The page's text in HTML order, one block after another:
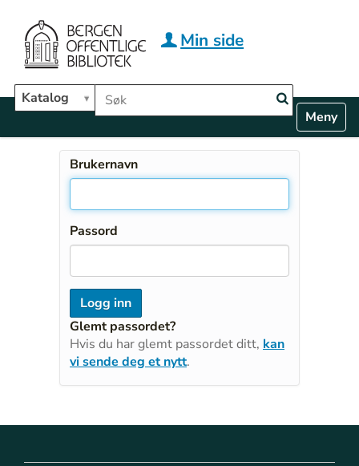
Hopp til hovedinnhold
Søk i biblioteket
Katalog
Min side
v
Toggle
Brukernavn
Passord
Glemt passordet?
Hvis du har glemt passordet ditt, kan
vi sende deg et nytt.